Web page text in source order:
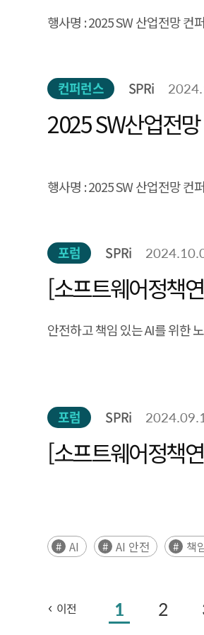
행사명 :2025 SW 산업전망 컨
컨퍼런스 SPRi
2025 SW산업전
행사명 :2025 SW 산업전망 컨
포럼 SPRi
[소프트웨어정책
안전하고 책임 있는 AI를 위한
포럼 SPRi
[소프트웨어정책
AI AI 안전 책
이전 1 2